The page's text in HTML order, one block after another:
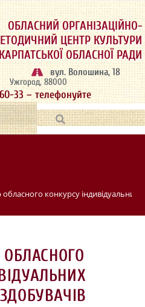
ОБЛАСНИЙ ОРГАНІЗАЦІЙНО-
ЦЕНТР КУЛЬТУРИ
ОБЛАСНОЇ РАДИ
вул. Волошина, 18
Ужгород, 88000
33 – телефонуйте
обласного конкурсу
ОБЛАСНОГО